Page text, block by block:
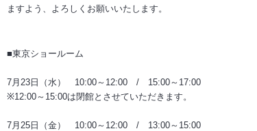
ますよう、よろしくお願いいたします。
■東京ショールーム
7月23日（水） 10:00～12:00 / 15:00～17:00
※12:00～15:00は閉館とさせていただきます。
7月25日（金） 10:00～12:00 / 13:00～15:00
よくあるご質問
お問い合わせ
メンテナンスのご依頼
メンテナンスパーツショップ